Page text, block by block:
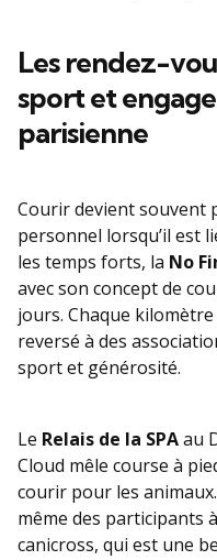
Les rendez-
sport et
parisienne
Courir devient souvent
personnel lorsqu’il est
les temps forts, la No
avec son concept de
jours. Chaque
reversé à des
sport et générosité.
Le Relais de la SPAau
Cloud mêle course à
courir pour les
même des participants
canicross, qui est une